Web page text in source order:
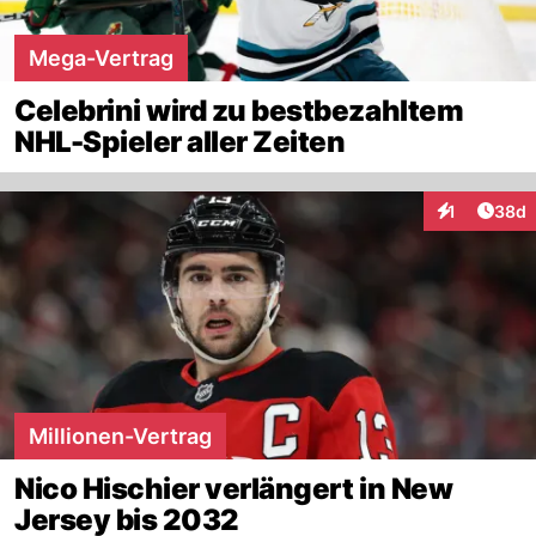
Mega-Vertrag
Celebrini wird zu bestbezahltem
NHL-Spieler aller Zeiten
1
Interaktionen
38d
Millionen-Vertrag
Nico Hischier verlängert in New
Jersey bis 2032